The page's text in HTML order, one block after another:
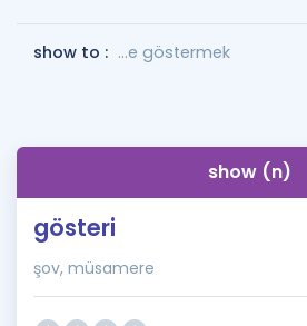
show to : ...e göstermek
show (n)
gösteri
şov, müsamere